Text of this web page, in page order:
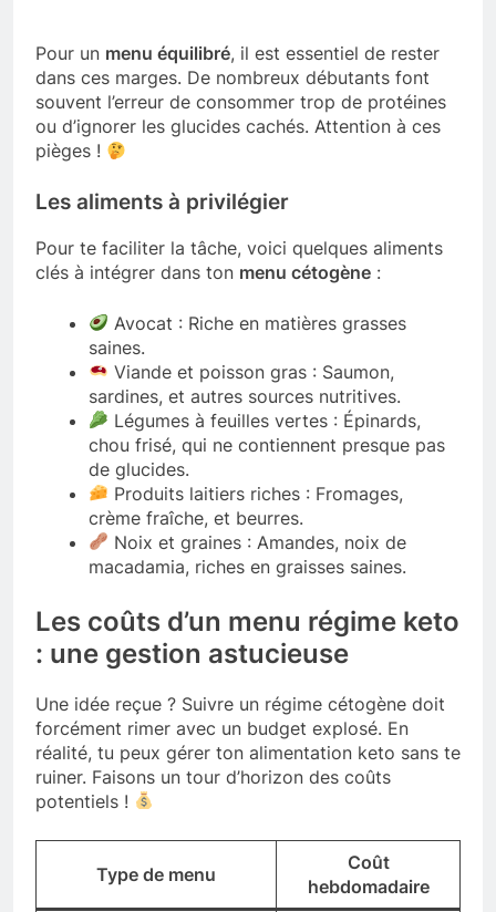
Pour un menu équilibré, il est essentiel de rester
dans ces marges. De nombreux débutants font
souvent l’erreur de consommer trop de protéines
ou d’ignorer les glucides cachés. Attention à ces
pièges !
Les aliments à privilégier
Pour te faciliter la tâche, voici quelques aliments
clés à intégrer dans ton menu cétogène :
Avocat : Riche en matières grasses
saines.
Viande et poisson gras : Saumon,
sardines, et autres sources nutritives.
Légumes à feuilles vertes : Épinards,
chou frisé, qui ne contiennent presque pas
de glucides.
Produits laitiers riches : Fromages,
crème fraîche, et beurres.
Noix et graines : Amandes, noix de
macadamia, riches en graisses saines.
Les coûts d’un menu régime keto
: une gestion astucieuse
Une idée reçue ? Suivre un régime cétogène doit
forcément rimer avec un budget explosé. En
réalité, tu peux gérer ton alimentation keto sans te
ruiner. Faisons un tour d’horizon des coûts
potentiels !
Type de menu
Coût
hebdomadaire